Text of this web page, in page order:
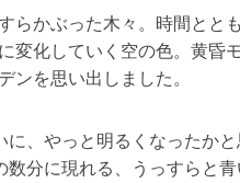
らかぶった木々。時間とと
変化していく空の色。黄昏
ンを思い出しました。
、やっと明るくなったかと
分に現れる、うっすらと青